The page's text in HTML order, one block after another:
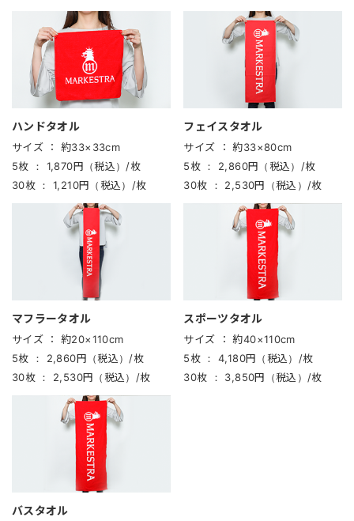
ハンドタオル
サイズ ：
約33×33cm
5枚 ：
1,870円（税込）/枚
30枚 ：
1,210円（税込）/枚
フェイスタオル
サイズ ： 約33×80cm
5枚 ：
2,860円（税込）/枚
30枚 ：
2,530円（税込）/枚
マフラータオル
サイズ ：
約20×110cm
5枚 ：
2,860円（税込）/枚
30枚 ：
2,530円（税込）/枚
スポーツタオル
サイズ ： 約40×110cm
5枚 ：
4,180円（税込）/枚
30枚 ：
3,850円（税込）/枚
バスタオル